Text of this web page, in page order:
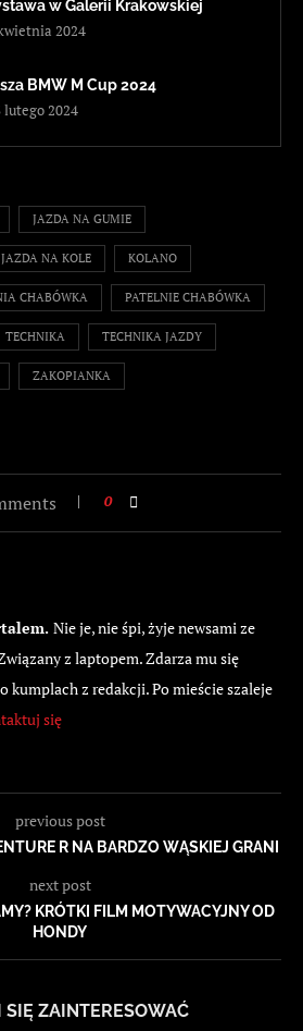
w Galerii Krakowskiej
2024
BMW M Cup 2024
lutego 2024
JAZDA NA GUMIE
JAZDA NA KOLE KOLANO
CHABÓWKA PATELNIE CHABÓWKA
TECHNIKA TECHNIKA JAZDY
ZAKOPIANKA
0
Nie je, nie śpi, żyje newsami ze
z laptopem. Zdarza mu się
kumplach z redakcji. Po mieście szaleje
się
previous post
R NA BARDZO WĄSKIEJ GRANI
next post
KRÓTKI FILM MOTYWACYJNY OD
HONDY
SIĘ ZAINTERESOWAĆ